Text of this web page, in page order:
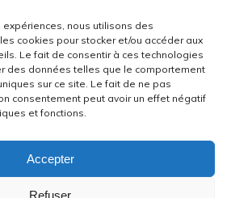
nous utilisons des
cookies pour stocker et/ou accéder aux
Le fait de consentir à ces technologies
des données telles que le comportement
sur ce site. Le fait de ne pas
consentement peut avoir un effet négatif
et fonctions.
Accepter
Refuser
RENDEZ-VOUS
– 2026Autour du Feu 77
RGPD